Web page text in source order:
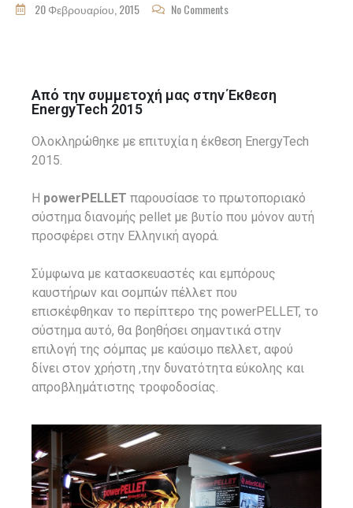
20 Φεβρουαρίου, 2015 No Comments
Από την συμμετοχή μας στην Έκθεση
ΕnergyTech 2015
Ολοκληρώθηκε με επιτυχία η έκθεση EnergyTech
2015.
Η powerPELLET παρουσίασε το πρωτοποριακό
σύστημα διανομής pellet με βυτίο που μόνον αυτή
προσφέρει στην Ελληνική αγορά.
Σύμφωνα με κατασκευαστές και εμπόρους
καυστήρων και σομπών πέλλετ που
επισκέφθηκαν το περίπτερο της powerPELLET, το
σύστημα αυτό, θα βοηθήσει σημαντικά στην
επιλογή της σόμπας με καύσιμο πελλετ, αφού
δίνει στον χρήστη ,την δυνατότητα εύκολης και
απροβλημάτιστης τροφοδοσίας.